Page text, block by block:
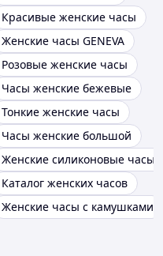
Красивые женские часы
Женские часы GENEVA
Розовые женские часы
Часы женские бежевые
Тонкие женские часы
Часы женские большой
Женские силиконовые часы
Каталог женских часов
Женские часы с камушками